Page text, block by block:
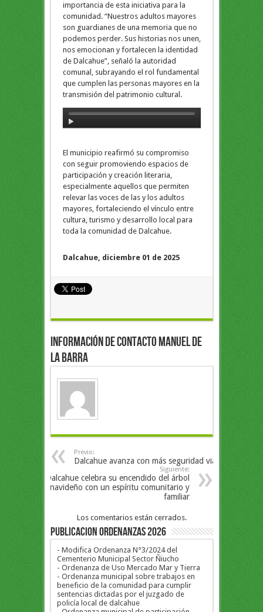
importancia de esta iniciativa para la
comunidad. “Nuestros adultos mayores
son guardianes de una memoria que no
podemos perder. Sus historias nos unen,
nos emocionan y fortalecen la identidad
de Dalcahue”, señaló la autoridad
comunal, subrayando el rol fundamental
que cumplen las personas mayores en la
transmisión del patrimonio cultural.
El municipio reafirmó su compromiso
con seguir promoviendo espacios de
participación y creación literaria,
especialmente aquellos que permiten
relevar las voces de las y los adultos
mayores, fortaleciendo el vínculo entre
cultura, turismo y desarrollo local para
toda la comunidad de Dalcahue.
Dalcahue, diciembre 01 de 2025
Información de Contacto Manuel de
la Barra
Previo:
Dalcahue avanza con más seguridad vial
Siguiente:
Dalcahue celebra su encendido del árbol
navideño con un espíritu comunitario y
familiar
Los comentarios están cerrados.
PUBLICACION ORDENANZAS 2026
- Modifica Ordenanza N°3/2024 del
Cementerio Municipal Sector Ñiucho
- Ordenanza de Uso Mercado Mar y Tierra
- Ordenanza municipal sobre trabajos en
beneficio de la comunidad para cumplir
sentencias dictadas por el juzgado de
policía local de dalcahue